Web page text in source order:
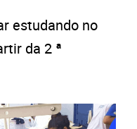
estudando no
da 2 ª